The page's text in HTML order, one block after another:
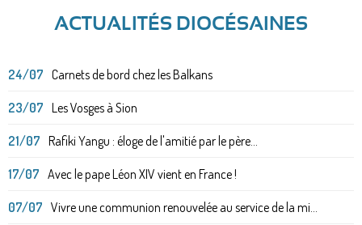
ACTUALITÉS DIOCÉSAINES
24/07 Carnets de bord chez les Balkans
23/07 Les Vosges à Sion
21/07 Rafiki Yangu : éloge de l'amitié par le père...
17/07 Avec le pape Léon XIV vient en France !
07/07 Vivre une communion renouvelée au service de la mi...